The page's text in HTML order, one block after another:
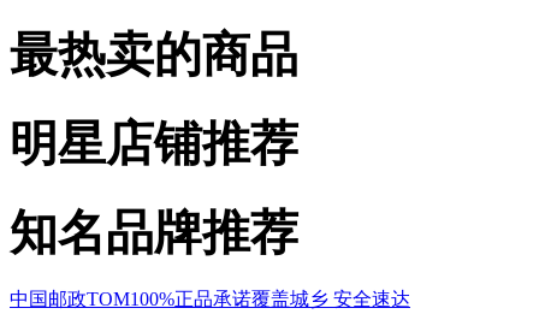
最热卖的商品
明星店铺推荐
知名品牌推荐
中国邮政TOM100%正品承诺覆盖城乡 安全速达